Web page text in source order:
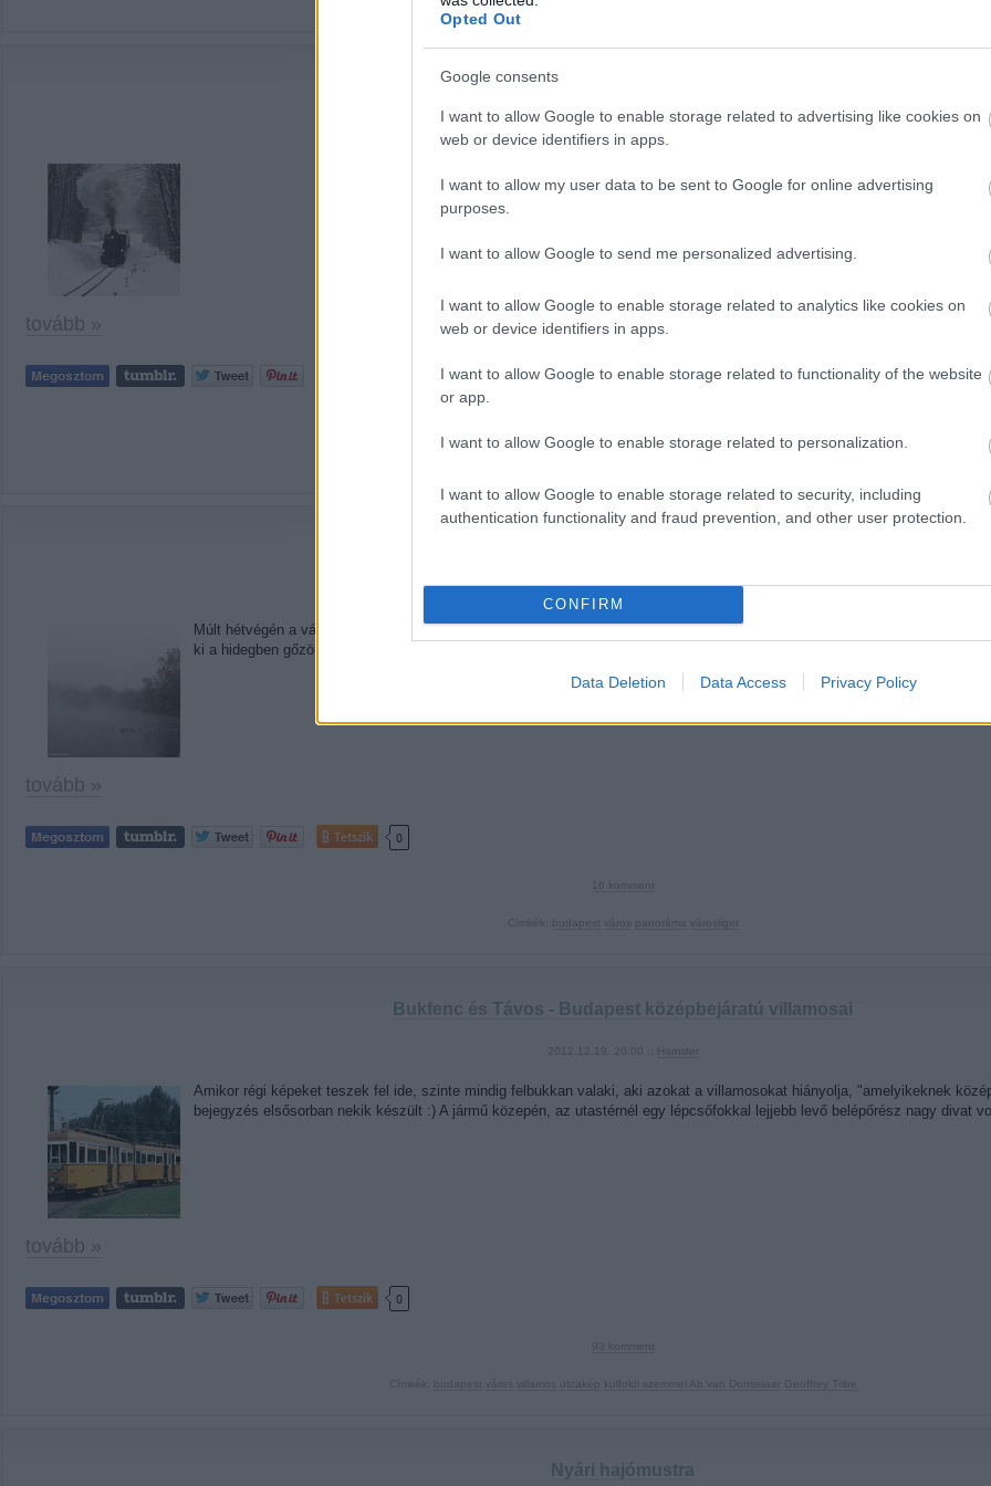
Opted Out
Google consents
I want to allow Google to enable storage related to advertising like cookies on
web or device identifiers in apps.
I want to allow my user data to be sent to Google for online advertising
purposes.
I want to allow Google to send me personalized advertising.
I want to allow Google to enable storage related to analytics like cookies on
web or device identifiers in apps.
I want to allow Google to enable storage related to functionality of the website
or app.
I want to allow Google to enable storage related to personalization.
I want to allow Google to enable storage related to security, including
authentication functionality and fraud prevention, and other user protection.
CONFIRM
Data Deletion Data Access Privacy Policy
Kellemes Karácsonyt!
2012.12.24. 02:08 ::
tovább »
2012.12.21. 23:47 ::Hamster
Múlt hétvégén a várost jártam, és megtaláltam a helyet, ahol a mostanában mindent beborító ködöt gyártják. Na jó,
ki a hidegben gőzölgő Városligeti-tó! És ilyenkor az is érthető, hogy a kisföldalatti alagútjánál véget ér…
tovább »
Tetszik 0
Bukfenc és Távos - Budapest középbejáratú villamosai
2012.12.19. 20:00 :: Hamster
Amikor régi képeket teszek fel ide, szinte mindig felbukkan valaki, aki azokat a villamosokat hiányolja, "amelyikeknek
bejegyzés elsősorban nekik készült :) A jármű közepén, az utastérnél egy lépcsőfokkal lejjebb levő belépőrész nagy divat
tovább »
Tetszik 0
93
kulfoldi szemmel Ab van Donselaar Geoffrey Tribe
Nyári hajómustra